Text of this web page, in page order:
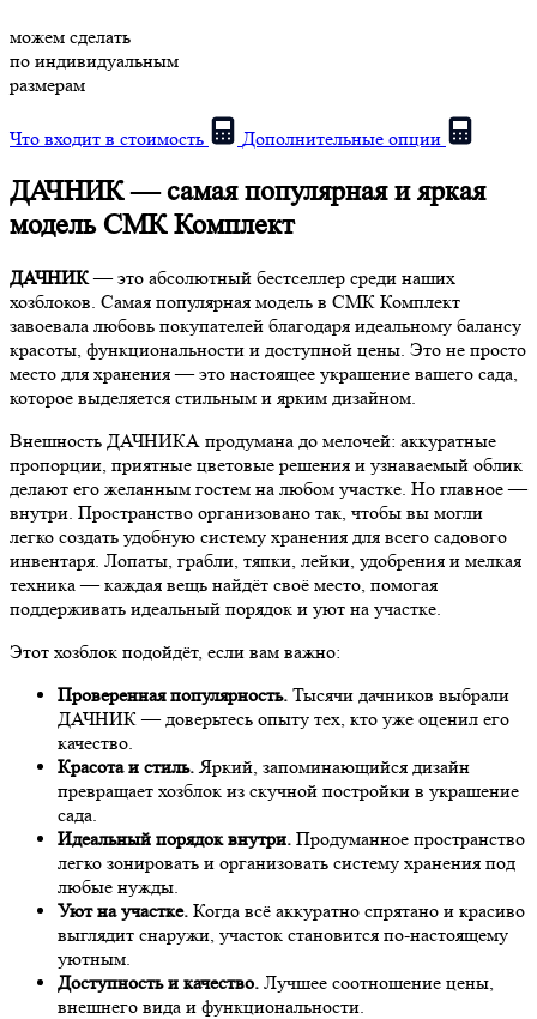
можем сделать
по индивидуальным
размерам
Что входит в стоимость Дополнительные опции
ДАЧНИК — самая популярная и яркая
модель СМК Комплект
ДАЧНИК— это абсолютный бестселлер среди наших
хозблоков. Самая популярная модель в СМК Комплект
завоевала любовь покупателей благодаря идеальному балансу
красоты, функциональности и доступной цены. Это не просто
место для хранения — это настоящее украшение вашего сада,
которое выделяется стильным и ярким дизайном.
Внешность ДАЧНИКА продумана до мелочей: аккуратные
пропорции, приятные цветовые решения и узнаваемый облик
делают его желанным гостем на любом участке. Но главное —
внутри. Пространство организовано так, чтобы вы могли
легко создать удобную систему хранения для всего садового
инвентаря. Лопаты, грабли, тяпки, лейки, удобрения и мелкая
техника — каждая вещь найдёт своё место, помогая
поддерживать идеальный порядок и уют на участке.
Этот хозблок подойдёт, если вам важно:
Проверенная популярность. Тысячи дачников выбрали
ДАЧНИК — доверьтесь опыту тех, кто уже оценил его
качество.
Красота и стиль.Яркий, запоминающийся дизайн
превращает хозблок из скучной постройки в украшение
сада.
Идеальный порядок внутри. Продуманное пространство
легко зонировать и организовать систему хранения под
любые нужды.
Уют на участке. Когда всё аккуратно спрятано и красиво
выглядит снаружи, участок становится по-настоящему
уютным.
Доступность и качество. Лучшее соотношение цены,
внешнего вида и функциональности.